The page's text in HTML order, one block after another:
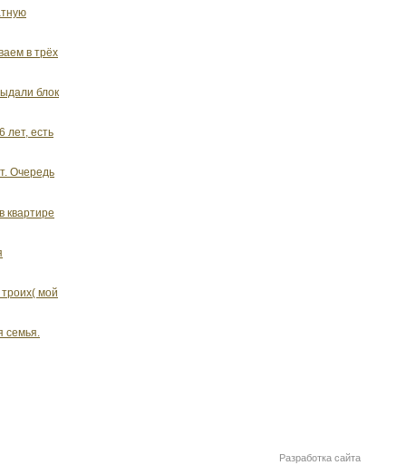
в трёх
блок
лет, есть
Очередь
квартире
мой
семья.
Разработка сайта